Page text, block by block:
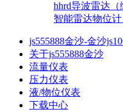
hhrd导波雷达（
智能雷达物位
js555888金沙-金沙
关于js555888金沙
流量仪表
压力仪表
液/物位仪表
下载中心